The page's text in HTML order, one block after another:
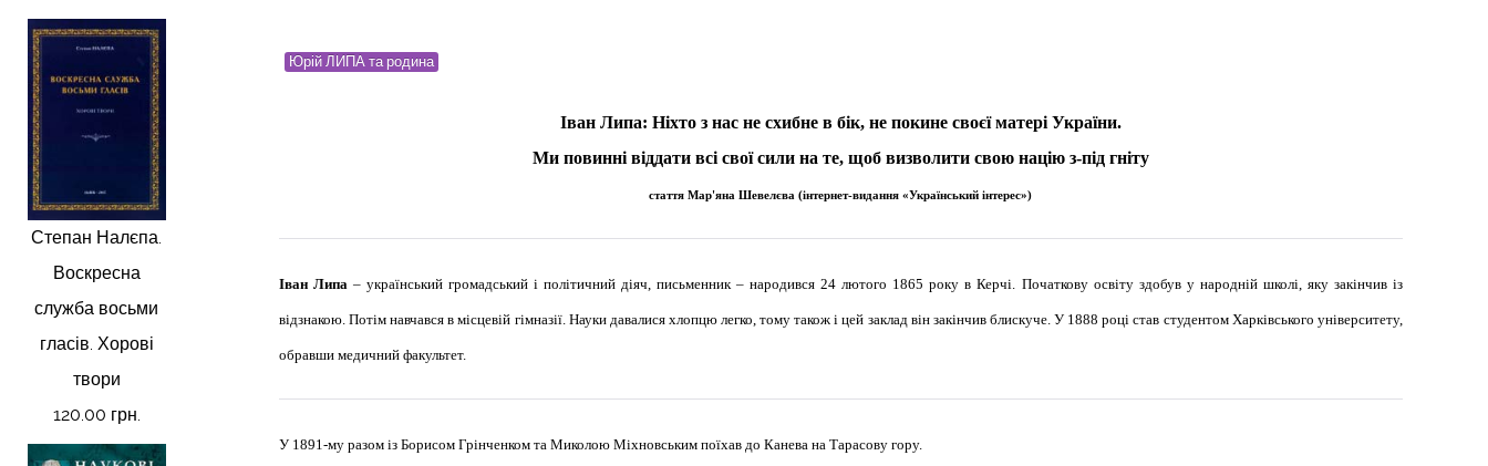
Степан Налєпа.
Воскресна
служба восьми
гласів. Хорові
твори
120.00 грн.
Юрій ЛИПА та родина
Іван Липа: Ніхто з нас не схибне в бік, не покине своєї матері України.
Ми повинні віддати всі свої сили на те, щоб визволити свою націю з-під гніту
стаття Мар'яна Шевелєва (інтернет-видання «Український інтерес»)
Іван Липа– український громадський і політичний діяч, письменник – народився 24 лютого 1865 року в Керчі. Початкову освіту здобув у народній школі, яку закінчив із
відзнакою. Потім навчався в місцевій гімназії. Науки давалися хлопцю легко, тому також і цей заклад він закінчив блискуче. У 1888 році став студентом Харківського університету,
обравши медичний факультет.
У 1891-му разом із Борисом Грінченком та Миколою Міхновським поїхав до Канева на Тарасову гору.